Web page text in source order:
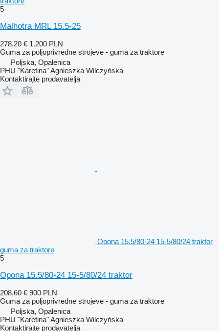
5
Malhotra MRL 15.5-25
278,20 € 1.200 PLN
Guma za poljoprivredne strojeve - guma za traktore
Poljska, Opalenica
PHU "Karetina" Agnieszka Wilczyńska
Kontaktirajte prodavatelja
Opona 15.5/80-24 15-5/80/24 traktor
guma za traktore
5
Opona 15.5/80-24 15-5/80/24 traktor
208,60 € 900 PLN
Guma za poljoprivredne strojeve - guma za traktore
Poljska, Opalenica
PHU "Karetina" Agnieszka Wilczyńska
Kontaktirajte prodavatelja